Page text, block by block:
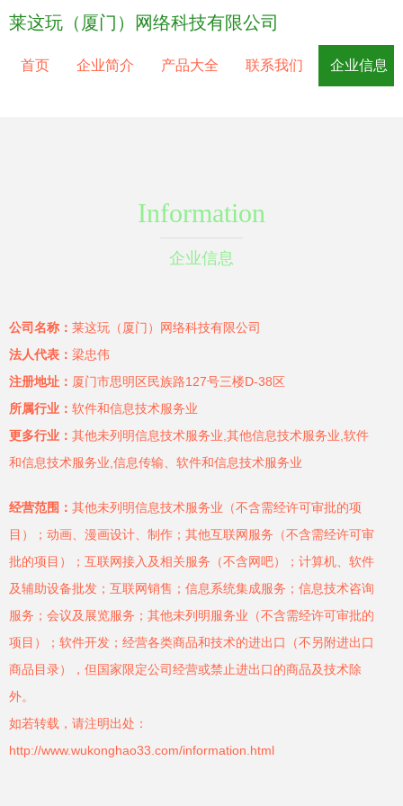
莱这玩（厦门）网络科技有限公司
首页 企业简介 产品大全 联系我们 企业信息
Information
企业信息
公司名称： 莱这玩（厦门）网络科技有限公司
法人代表： 梁忠伟
注册地址： 厦门市思明区民族路127号三楼D-38区
所属行业： 软件和信息技术服务业
更多行业： 其他未列明信息技术服务业,其他信息技术服务业,软件
和信息技术服务业,信息传输、软件和信息技术服务业
经营范围： 其他未列明信息技术服务业（不含需经许可审批的项
目）；动画、漫画设计、制作；其他互联网服务（不含需经许可审
批的项目）；互联网接入及相关服务（不含网吧）；计算机、软件
及辅助设备批发；互联网销售；信息系统集成服务；信息技术咨询
服务；会议及展览服务；其他未列明服务业（不含需经许可审批的
项目）；软件开发；经营各类商品和技术的进出口（不另附进出口
商品目录），但国家限定公司经营或禁止进出口的商品及技术除
外。
如若转载，请注明出处：
http://www.wukonghao33.com/information.html